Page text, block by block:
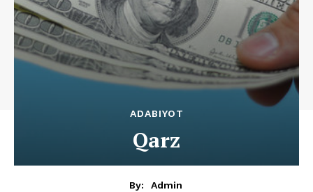
ADABIYOT
Qarz
By:
Admin